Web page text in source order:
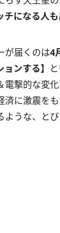
チになる人
が届くのは4
ンする】
電撃的な変
済に激震を
ような、と